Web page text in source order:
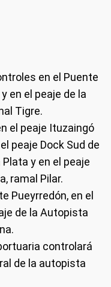
en el Puente
en el peaje de la
Tigre.
el peaje Ituzaingó
peaje Dock Sud de
y en el peaje
ramal Pilar.
Pueyrredón, en el
de la Autopista
controlará
de la autopista